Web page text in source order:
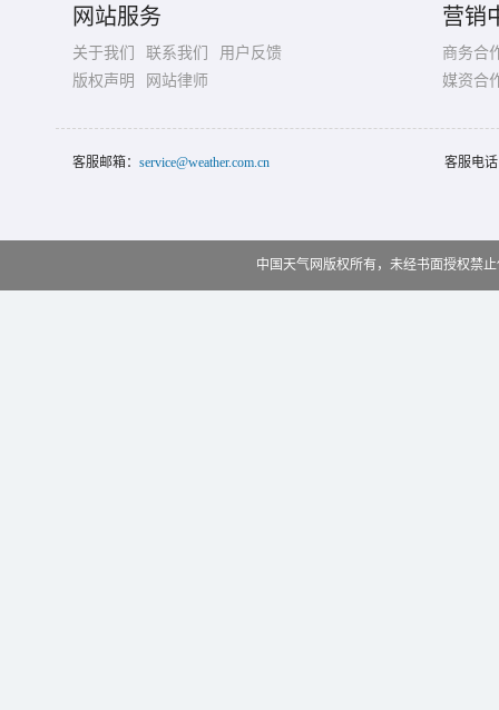
网站服务
关于我们 联系我们
用户反馈
版权声明
网站律师
营销
商务合
媒资合
客服邮箱： service@weather.com.cn 客服电
中国天气网版权所有，未经书面授权